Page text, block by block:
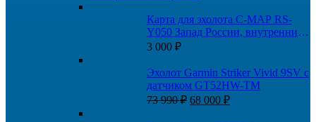
Карта для эхолота C-MAP RS-
Y050 Запад России, внутренние
пути
3 000 ₽
Эхолот Garmin Striker Vivid 9SV с
датчиком GT52HW-TM
73 990₽ Первоначальная
68 000 ₽Текущая